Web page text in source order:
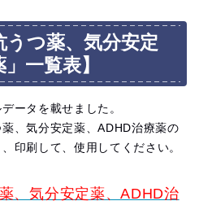
うつ薬、気分安定
一覧表】
ータを載せました。
、気分安定薬、ADHD治療薬の
印刷して、使用してください。
、気分安定薬、ADHD治